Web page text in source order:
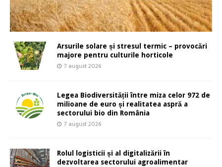
Arsurile solare și stresul termic – provocări
majore pentru culturile horticole
7 august 2026
Legea Biodiversității între miza celor 972 de
milioane de euro și realitatea aspră a
sectorului bio din România
7 august 2026
Rolul logisticii și al digitalizării în
dezvoltarea sectorului agroalimentar